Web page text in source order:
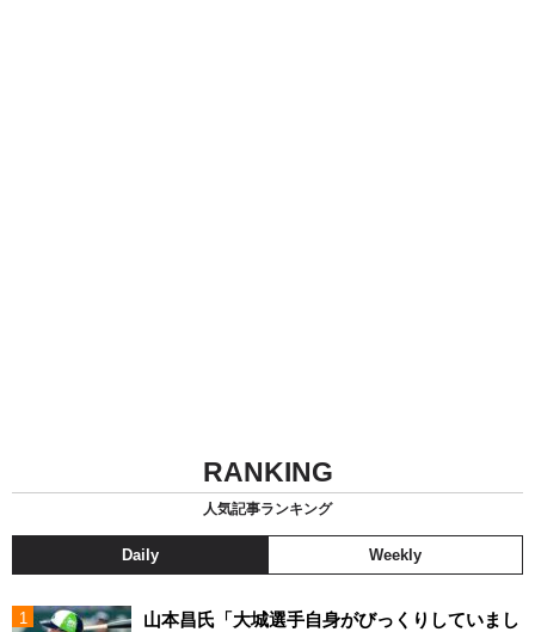
RANKING
人気記事ランキング
Daily Weekly
山本昌氏「大城選手自身がびっくりしていまし